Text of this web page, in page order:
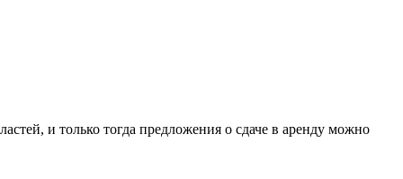
и только тогда предложения о сдаче в аренду можно